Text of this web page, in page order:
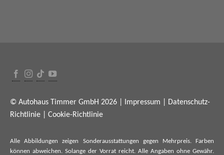
© Autohaus Timmer GmbH 2026 | Impressum
Datenschutz-
Richtlinie
Cookie-Richtlinie
Alle Abbildungen zeigen Sonderausstattungen gegen Mehrpreis. Farben
können abweichen. Solange der Vorrat reicht. Alle Angaben ohne Gewähr.